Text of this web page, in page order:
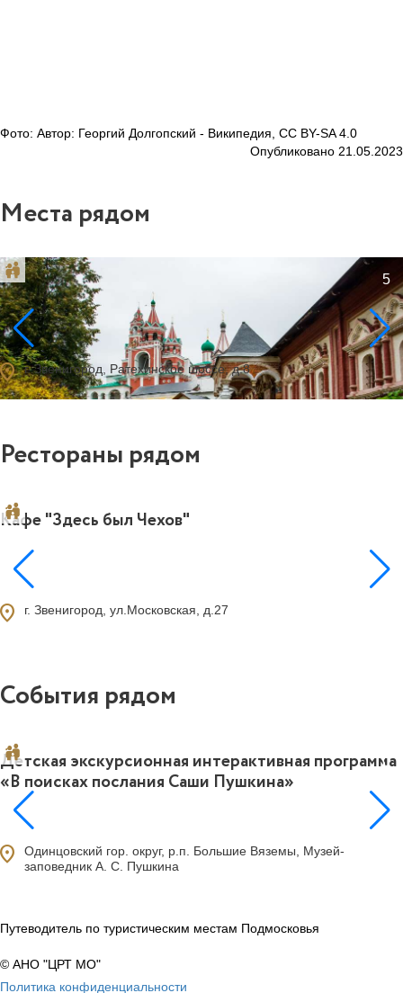
Фото: Автор: Георгий Долгопский - Википедия, CC BY-SA 4.0
Опубликовано 21.05.2023
Места рядом
5
Саввино-Сторожевский монастырь
г. Звенигород, Ратехинское шоссе, д.8
Рестораны рядом
Кафе "Здесь был Чехов"
г. Звенигород, ул.Московская, д.27
События рядом
0
Детская экскурсионная интерактивная программа
«В поисках послания Саши Пушкина»
Одинцовский гор. округ, р.п. Большие Вяземы, Музей-
заповедник А. С. Пушкина
Путеводитель по туристическим местам Подмосковья
© АНО "ЦРТ МО"
Политика конфиденциальности